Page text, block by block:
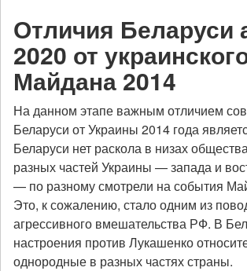
Отличия Беларуси
2020 от
Майдана 2014
На данном этапе важным отличием
Беларуси от Украины 2014 года
Беларуси нет раскола в низах
разных частей Украины — запада и
— по разному смотрели на события
Это, к сожалению, стало одним из
агрессивного вмешательства РФ. В
настроения против Лукашенко
однородные в разных частях страны.